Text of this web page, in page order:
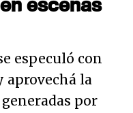
especuló con
aprovechá la
por